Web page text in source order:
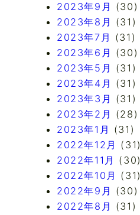
2023年9月 (30)
2023年8月 (31)
2023年7月 (31)
2023年6月 (30)
2023年5月 (31)
2023年4月 (31)
2023年3月 (31)
2023年2月 (28)
2023年1月 (31)
2022年12月 (31)
2022年11月 (30)
2022年10月 (31)
2022年9月 (30)
2022年8月 (31)